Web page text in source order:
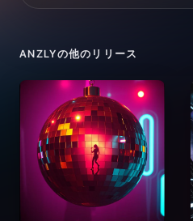
ANZLYの他のリリース